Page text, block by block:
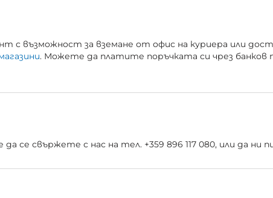
с възможност за вземане от офис на куриера или
. Можете да платите поръчката си чрез банков
се свържете с нас на тел. +359 896 117 080, или да ни